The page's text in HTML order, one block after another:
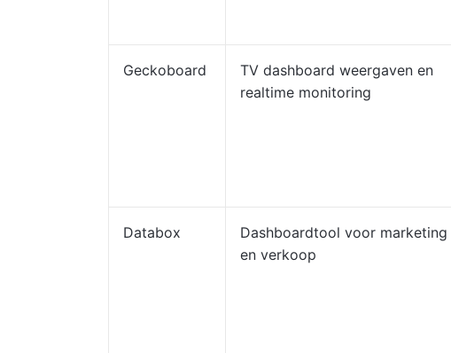
Geckoboard
TV dashboard weergaven en
realtime monitoring
Databox
Dashboardtool voor marketing
en verkoop